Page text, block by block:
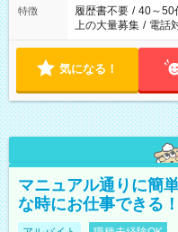
合は応募できません
特徴 履歴書不要 / 40～50
上の大量募集 / 電話
気になる！
マニュアル通りに簡
な時にお仕事できる